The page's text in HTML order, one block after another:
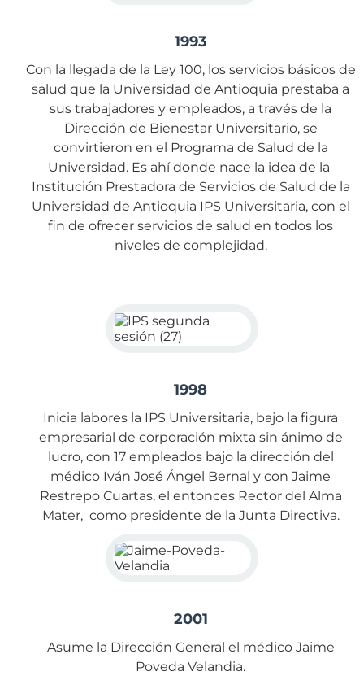
1993
Con la llegada de la Ley 100, los servicios básicos de
salud que la Universidad de Antioquia prestaba a
sus trabajadores y empleados, a través de la
Dirección de Bienestar Universitario, se
convirtieron en el Programa de Salud de la
Universidad. Es ahí donde nace la idea de la
Institución Prestadora de Servicios de Salud de la
Universidad de Antioquia IPS Universitaria, con el
fin de ofrecer servicios de salud en todos los
niveles de complejidad.
1998
Inicia labores la IPS Universitaria, bajo la figura
empresarial de corporación mixta sin ánimo de
lucro, con 17 empleados bajo la dirección del
médico Iván José Ángel Bernal y con Jaime
Restrepo Cuartas, el entonces Rector del Alma
Mater, como presidente de la Junta Directiva.
2001
Asume la Dirección General el médico Jaime
Poveda Velandia.